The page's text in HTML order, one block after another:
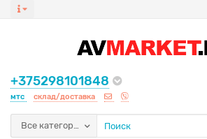
+375298101848
мтс склад/доставка
Все категории